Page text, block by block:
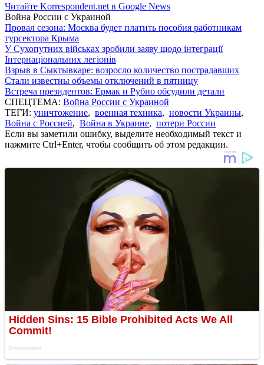
Читайте Korrespondent.net в Google News
Война России с Украиной
Провал сезона: Москва будет платить пособия работникам
турсектора Крыма
У Сухопутних військах зробили заяву щодо інтеграції
Інтернаціональних легіонів
Взрыв в Сыктывкаре: возросло количество пострадавших
Стали известны объемы отключений в пятницу
Встреча президентов: Ермак и Рубио обсудили детали
СПЕЦТЕМА: Война России с Украиной
ТЕГИ: уничтожение, военная техника, новости Украины,
Война с Россией, Война в Украине, потери России
Если вы заметили ошибку, выделите необходимый текст и
нажмите Ctrl+Enter, чтобы сообщить об этом редакции.